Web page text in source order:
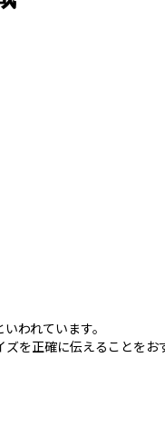
われています。
を正確に伝えることをお